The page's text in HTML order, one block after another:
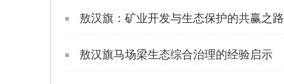
敖汉旗：矿业开发与生态保护的共赢之路
敖汉旗马场梁生态综合治理的经验启示